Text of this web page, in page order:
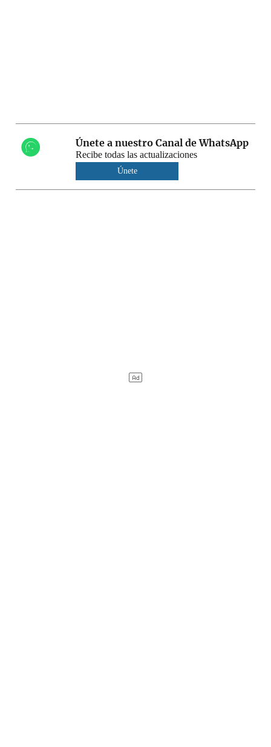
Únete a nuestro Canal de WhatsApp
Recibe todas las actualizaciones
Únete